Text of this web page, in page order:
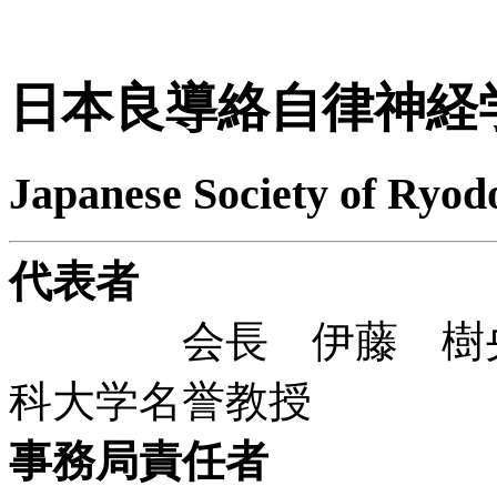
日本良導絡自律神経
Japanese Society of
代表者
会長 伊藤 樹央
科大学名誉教授
事務局責任者